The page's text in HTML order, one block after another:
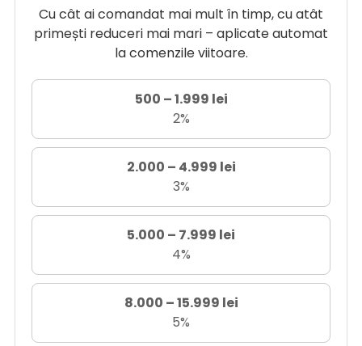
Cu cât ai comandat mai mult în timp, cu atât
primești reduceri mai mari – aplicate automat
la comenzile viitoare.
500 – 1.999 lei
2%
2.000 – 4.999 lei
3%
5.000 – 7.999 lei
4%
8.000 – 15.999 lei
5%